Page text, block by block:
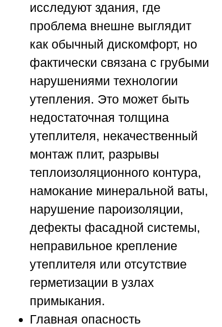
исследуют здания, где
проблема внешне выглядит
как обычный дискомфорт, но
фактически связана с грубыми
нарушениями технологии
утепления. Это может быть
недостаточная толщина
утеплителя, некачественный
монтаж плит, разрывы
теплоизоляционного контура,
намокание минеральной ваты,
нарушение пароизоляции,
дефекты фасадной системы,
неправильное крепление
утеплителя или отсутствие
герметизации в узлах
примыкания.
Главная опасность